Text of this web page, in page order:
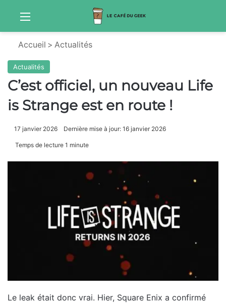
Menu
Accueil > Actualités
Actualités
C’est officiel, un nouveau Life
is Strange est en route !
17 janvier 2026 Dernière mise à jour: 16 janvier 2026
Temps de lecture 1 minute
Le leak était donc vrai. Hier, Square Enix a confirmé